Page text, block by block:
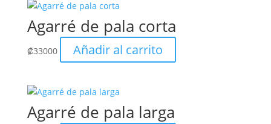
Agarré de pala corta
₡33000 Añadir al carrito
Agarré de pala larga